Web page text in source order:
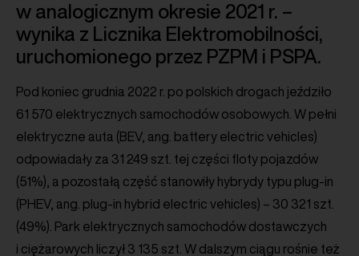
w analogicznym okresie 2021 r. –
wynika z Licznika Elektromobilności,
uruchomionego przez PZPM i PSPA.
Pod koniec grudnia 2022 r. po polskich drogach jeździło
61 570 elektrycznych samochodów osobowych. W pełni
elektryczne auta (BEV, ang. battery electric vehicles)
odpowiadały za 31 249 szt. tej części floty pojazdów
(51%), a pozostałą część stanowiły hybrydy typu plug-in
(PHEV, ang. plug-in hybrid electric vehicles) – 30 321 szt.
(49%). Park elektrycznych samochodów dostawczych
i ciężarowych liczył 3 135 szt. W dalszym ciągu rośnie też